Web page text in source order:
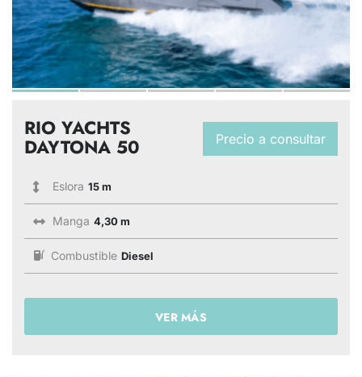
Precio a consultar
RIO YACHTS
DAYTONA 50
Eslora 15 m
Manga 4,30 m
Combustible Diesel
VER MÁS